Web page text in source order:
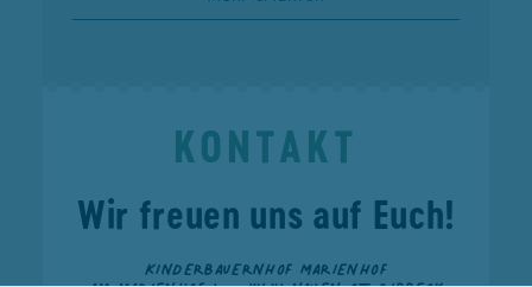
KONTAKT
Wir freuen uns auf Euch!
KINDERBAUERNHOF MARIENHOF